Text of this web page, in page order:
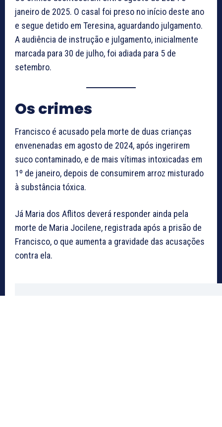
janeiro de 2025. O casal foi preso no início deste ano
e segue detido em Teresina, aguardando julgamento.
A audiência de instrução e julgamento, inicialmente
marcada para 30 de julho, foi adiada para 5 de
setembro.
Os crimes
Francisco é acusado pela morte de duas crianças
envenenadas em agosto de 2024, após ingerirem
suco contaminado, e de mais vítimas intoxicadas em
1º de janeiro, depois de consumirem arroz misturado
à substância tóxica.
Já Maria dos Aflitos deverá responder ainda pela
morte de Maria Jocilene, registrada após a prisão de
Francisco, o que aumenta a gravidade das acusações
contra ela.